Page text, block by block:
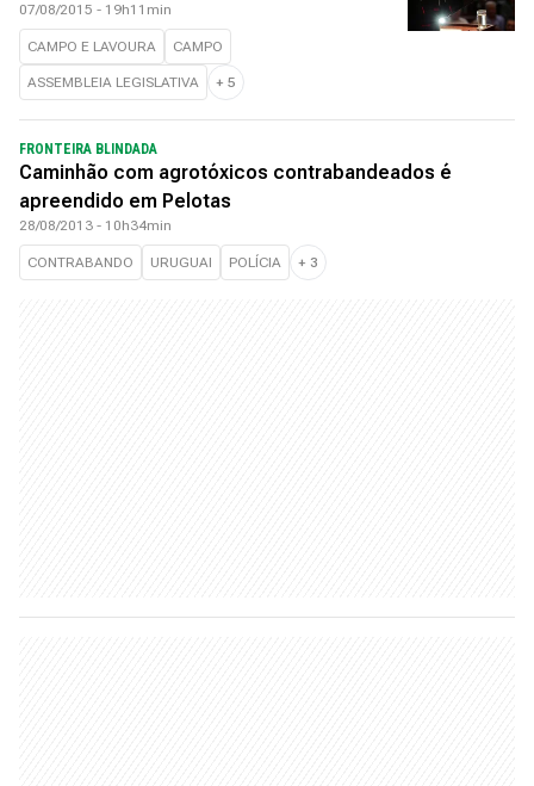
07/08/2015 - 19h11min
CAMPO E LAVOURA CAMPO
ASSEMBLEIA LEGISLATIVA + 5
FRONTEIRA BLINDADA
Caminhão com agrotóxicos contrabandeados é
apreendido em Pelotas
28/08/2013 - 10h34min
CONTRABANDO URUGUAI POLÍCIA + 3